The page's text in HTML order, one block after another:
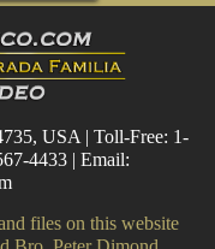
USA | Toll-Free: 1-
4433 | Email:
files on this website